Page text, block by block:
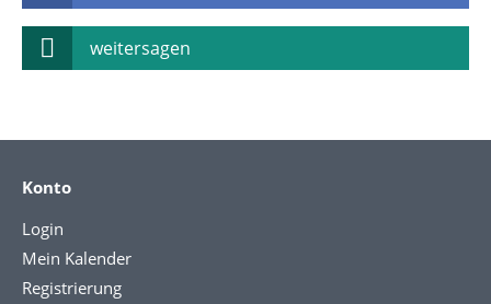
weitersagen
Konto
Login
Mein Kalender
Registrierung